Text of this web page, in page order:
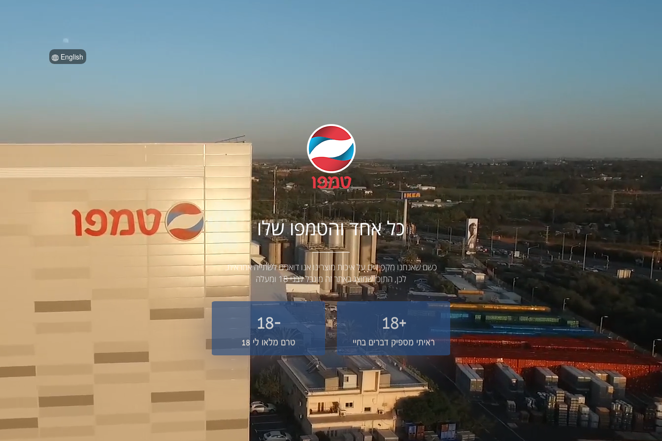
English
כל אחד והטמפו שלו
כשם שאנחנו מקפידים על איכות מוצרינו אנו דואגים לשתייה אחראית.
לכן, התוכן שמוצג באתר זה מוגבל לבני 18 ומעלה
+18
ראיתי מספיק דברים בחיי
-18
טרם מלאו לי 18